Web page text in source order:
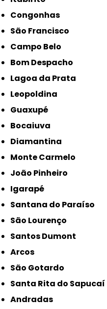
Congonhas
São Francisco
Campo Belo
Bom Despacho
Lagoa da Prata
Leopoldina
Guaxupé
Bocaiuva
Diamantina
Monte Carmelo
João Pinheiro
Igarapé
Santana do Paraíso
São Lourenço
Santos Dumont
Arcos
São Gotardo
Santa Rita do Sapucaí
Andradas